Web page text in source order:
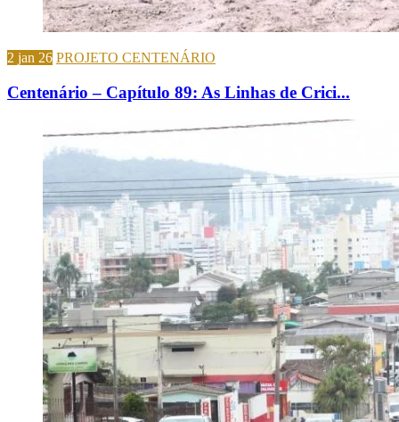
2 jan 26 PROJETO CENTENÁRIO
Centenário – Capítulo 89: As Linhas de Crici...